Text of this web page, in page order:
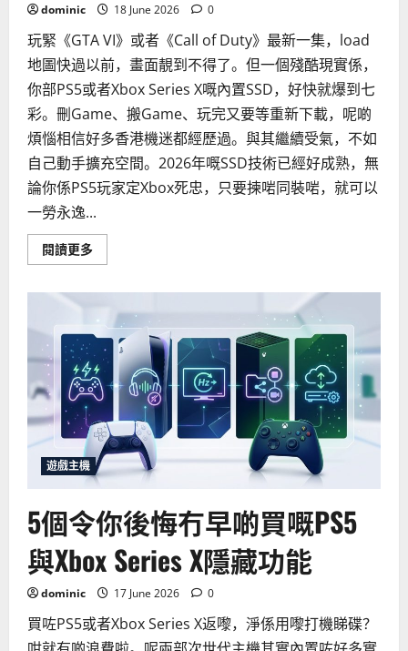
dominic 18 June 2026 0
玩緊《GTA VI》或者《Call of Duty》最新一集，load
地圖快過以前，畫面靚到不得了。但一個殘酷現實係，
你部PS5或者Xbox Series X嘅內置SSD，好快就爆到七
彩。刪Game、搬Game、玩完又要等重新下載，呢啲
煩惱相信好多香港機迷都經歷過。與其繼續受氣，不如
自己動手擴充空間。2026年嘅SSD技術已經好成熟，無
論你係PS5玩家定Xbox死忠，只要揀啱同裝啱，就可以
一勞永逸...
閱讀更多Read
more
的
PS5
或
Xbox
Series
X
擴
充
遊
戲
儲
存
空
2026
年
SSD
選
購
安
完
整
教
遊戲主機
5個令你後悔冇早啲買嘅PS5
與Xbox Series X隱藏功能
dominic 17 June 2026 0
買咗PS5或者Xbox Series X返嚟，淨係用嚟打機睇碟？